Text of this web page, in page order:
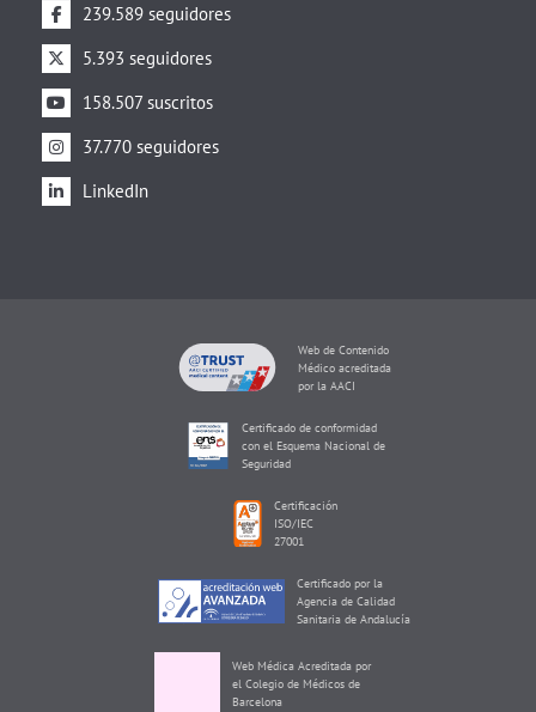
239.589 seguidores
5.393 seguidores
158.507 suscritos
37.770 seguidores
LinkedIn
Web de Contenido
Médico acreditada
por la AACI
Certificado de conformidad
con el Esquema Nacional de
Seguridad
Certificación
ISO/IEC
27001
Certificado por la
Agencia de Calidad
Sanitaria de Andalucía
el Colegio de Médicos de